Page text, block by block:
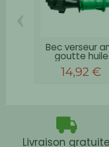
Bec verseur
goutte huile
Hünersdorff
14,92 €
Livraison gratuite